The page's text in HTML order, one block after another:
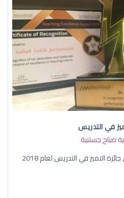
في التدريس
صباح جستنية
التميز في التدريس لعام 2018